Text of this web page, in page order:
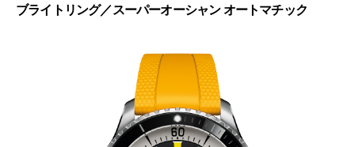
ブライトリング／スーパーオーシャン オートマチック